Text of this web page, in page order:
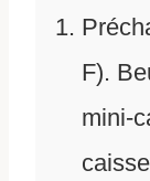
F).
mini-